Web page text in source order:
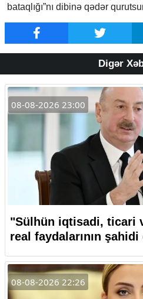
bataqlığı”nı dibinə qədər
Digər
08-08-2026 23:00
"Sülhün iqtisadi, ticari
real faydalarının
08-08-2026 22:26